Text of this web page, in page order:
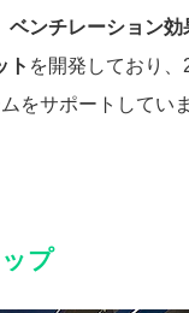
ベンチレーション
ト を開発しており
をサポートしていま
プ